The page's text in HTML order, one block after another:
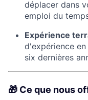
déplacer dans
emploi du
Expérience
d'expérience
six dernières
🎁 Ce que nous